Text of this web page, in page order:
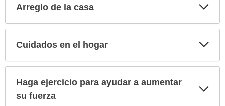
Arreglo de la casa
Cuidados en el hogar
Haga ejercicio para ayudar a aumentar
su fuerza